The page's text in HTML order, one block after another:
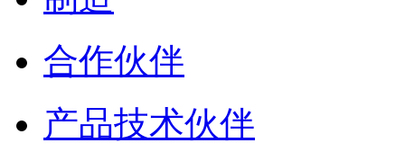
合作伙伴
产品技术伙伴